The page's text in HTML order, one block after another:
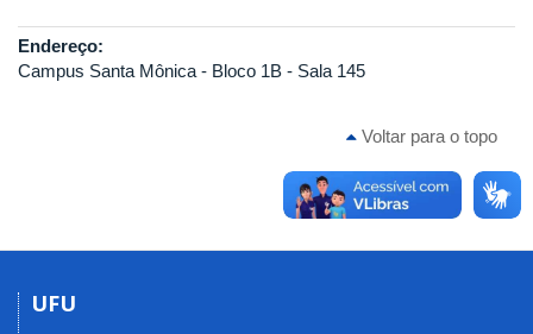
Endereço:
Campus Santa Mônica - Bloco 1B - Sala 145
Voltar para o topo
UFU